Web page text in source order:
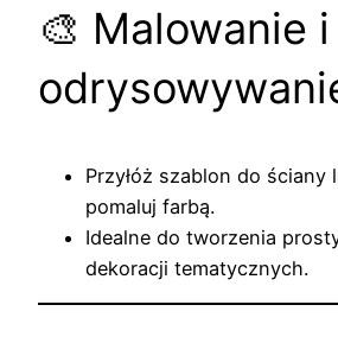
🎨 Malowanie i
Przyłóż szablon do ściany
pomaluj farbą.
Idealne do tworzenia
dekoracji tematycznych.